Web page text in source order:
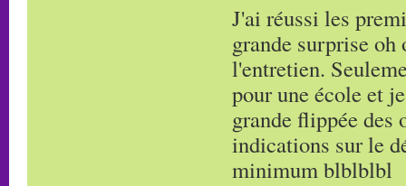
J'ai réussi les
grande surprise
l'entretien.
pour une école et
grande flippée des
indications sur le
minimum blblblbl